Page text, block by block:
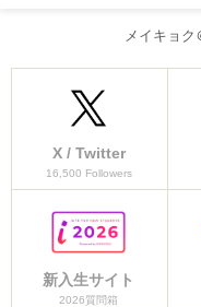
メイキョク
X / Twitter
16,500 Followers
新入生サイト
2026質問箱